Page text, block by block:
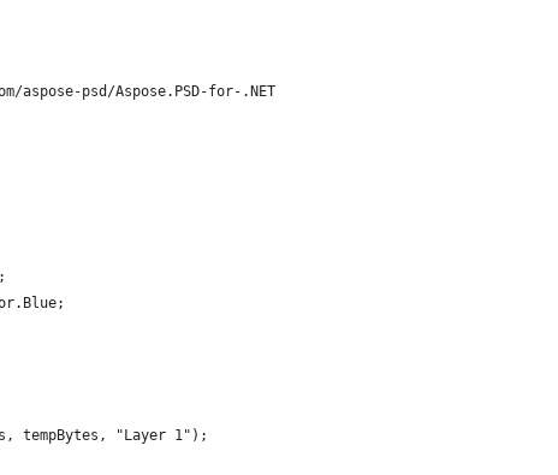
psd/Aspose.PSD-for-.NET
tempBytes, "Layer 1");